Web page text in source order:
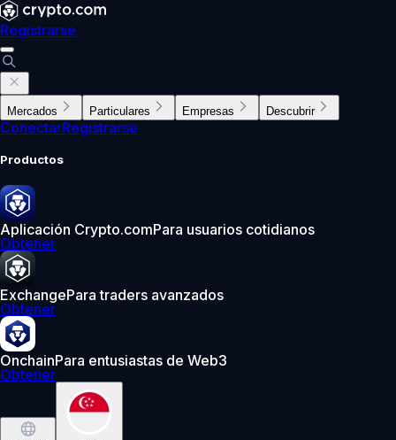
Registrarse
Mercados Particulares Empresas Descubrir
ConectarRegistrarse
Productos
Aplicación Crypto.comPara usuarios cotidianos
Obtener
ExchangePara traders avanzados
Obtener
OnchainPara entusiastas de Web3
Obtener